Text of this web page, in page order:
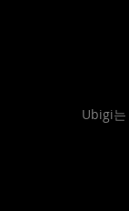
Ubigi는